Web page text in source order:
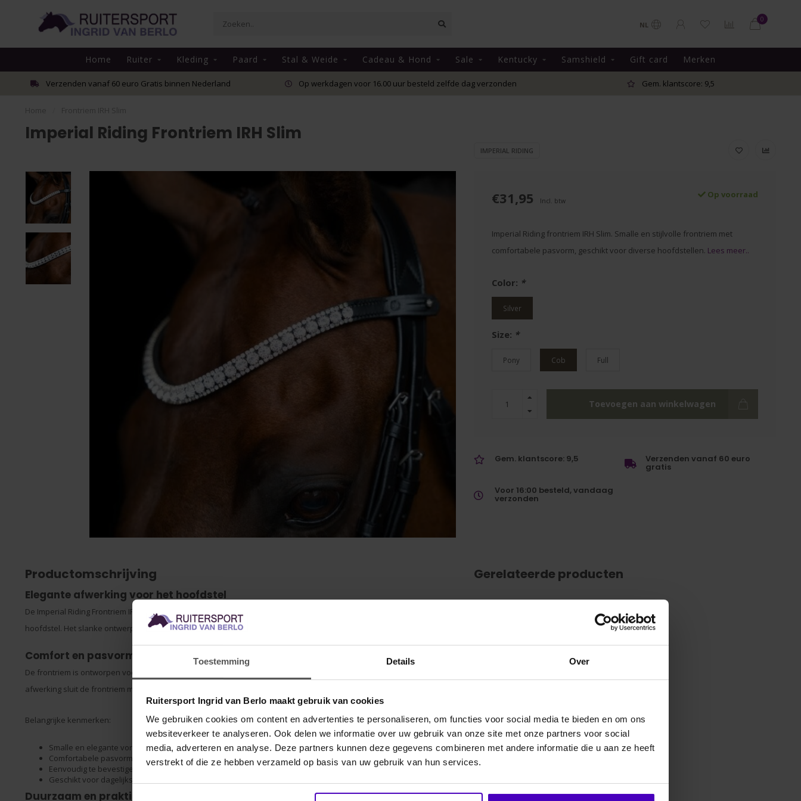
Toestemming Details Over
Ruitersport Ingrid van Berlo maakt gebruik van cookies
We gebruiken cookies om content en advertenties te personaliseren, om functies voor social media te bieden en om ons
websiteverkeer te analyseren. Ook delen we informatie over uw gebruik van onze site met onze partners voor social
media, adverteren en analyse. Deze partners kunnen deze gegevens combineren met andere informatie die u aan ze heeft
verstrekt of die ze hebben verzameld op basis van uw gebruik van hun services.
NL
0
Home Ruiter Kleding Paard Stal & Weide Cadeau & Hond Sale Kentucky Samshield Gift card Merken
Verzenden vanaf 60 euro Gratis binnen Nederland Op werkdagen voor 16.00 uur besteld zelfde dag verzonden Gem. klantscore: 9,5
Imperial Riding Frontriem IRH Slim
IMPERIAL RIDING
€31,95 Incl. btw
Op voorraad
Imperial Riding frontriem IRH Slim. Smalle en stijlvolle frontriem met
comfortabele pasvorm, geschikt voor diverse hoofdstellen. Lees meer..
Color: *
Silver
Size: *
Pony Cob Full
Toevoegen aan winkelwagen
Gem. klantscore: 9,5 Verzenden vanaf 60 euro
gratis
Voor 16:00 besteld, vandaag
verzonden
Productomschrijving
Elegante afwerking voor het hoofdstel
De Imperial Riding Frontriem IRH Slim is een smalle en stijlvolle frontriem die zorgt voor een verfijnde uitstraling van het
hoofdstel. Het slanke ontwerp geeft een elegante look en past perfect bij verschillende soorten hoofdstellen.
Comfort en pasvorm
De frontriem is ontworpen voor een comfortabele ligging op het voorhoofd van het paard. Dankzij de soepele
afwerking sluit de frontriem mooi aan zonder te knellen of te verschuiven tijdens het rijden.
Belangrijke kenmerken:
Smalle en elegante vormgeving
Comfortabele pasvorm voor het paard
Eenvoudig te bevestigen aan het hoofdstel
Geschikt voor dagelijks gebruik en wedstrijden
Duurzaam en praktisch
Gerelateerde producten